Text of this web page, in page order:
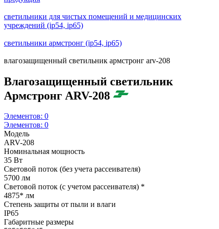
светильники для чистых помещений и медицинских
учреждений (ip54, ip65)
светильники армстронг (ip54, ip65)
влагозащищенный светильник армстронг arv-208
Влагозащищенный светильник
Армстронг ARV-208
Элементов: 0
Элементов: 0
Модель
ARV-208
Номинальная мощность
35 Вт
Световой поток (без учета рассеивателя)
5700 лм
Световой поток (с учетом рассеивателя) *
4875* лм
Степень защиты от пыли и влаги
IP65
Габаритные размеры